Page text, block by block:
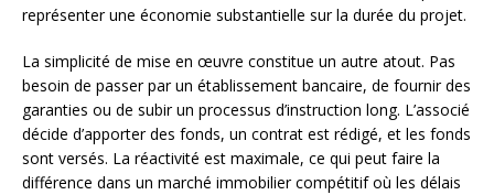
représenter une économie substantielle sur la durée du projet.
La simplicité de mise en œuvre constitue un autre atout. Pas
besoin de passer par un établissement bancaire, de fournir des
garanties ou de subir un processus d’instruction long. L’associé
décide d’apporter des fonds, un contrat est rédigé, et les fonds
sont versés. La réactivité est maximale, ce qui peut faire la
différence dans un marché immobilier compétitif où les délais